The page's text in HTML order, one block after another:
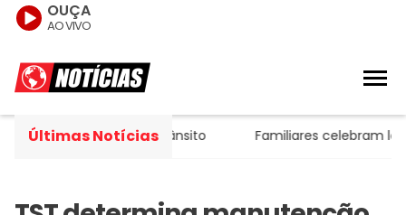
OUÇA
AO VIVO
Últimas Notícias
no trânsito Familiares celebram